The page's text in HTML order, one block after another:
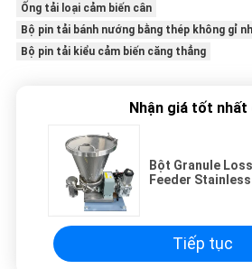
Ống tải loại cảm biến cân
Bộ pin tải bánh nướng bằng thép không gỉ
Bộ pin tải kiểu cảm biến căng thẳng
Nhận giá tốt nhất
Bột Granule
Feeder
Tiếp tục